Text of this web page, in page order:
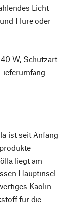
Licht
Flure oder
W, Schutzart
ist seit Anfang
liegt am
Hauptinsel
Kaolin
für die